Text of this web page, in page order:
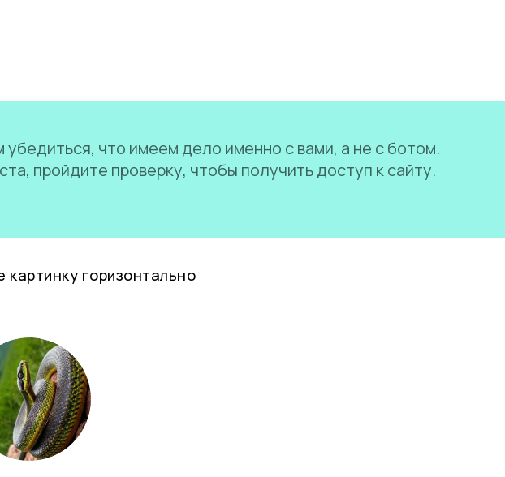
что имеем дело именно с вами, а не с ботом.
пройдите проверку, чтобы получить доступ к сайту.
картинку горизонтально